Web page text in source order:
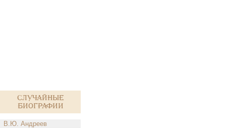
Случайные
биографии
В.Ю. Андреев